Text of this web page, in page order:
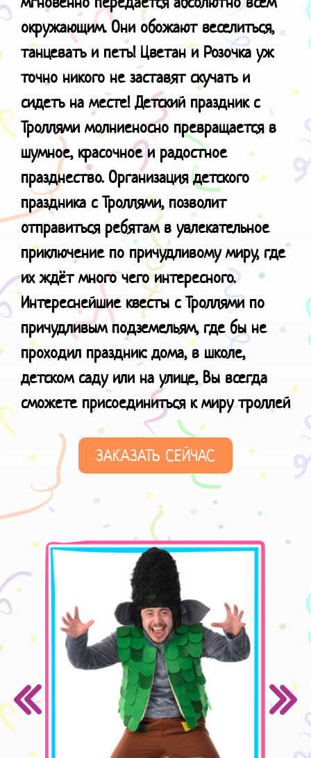
окружающим. Они обожают веселиться,
танцевать и петь! Цветан и Розочка уж
точно никого не заставят скучать и
сидеть на месте! Детский праздник с
Троллями молниеносно превращается в
шумное, красочное и радостное
празднество. Организация детского
праздника с Троллями, позволит
отправиться ребятам в увлекательное
приключение по причудливому миру, где
их ждёт много чего интересного.
Интереснейшие квесты с Троллями по
причудливым подземельям, где бы не
проходил праздник: дома, в школе,
детском саду или на улице, Вы всегда
сможете присоединиться кмиру троллей
ЗАКАЗАТЬ СЕЙЧАС